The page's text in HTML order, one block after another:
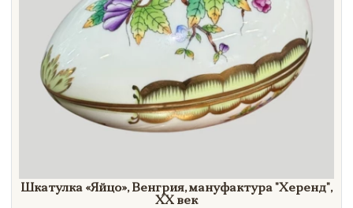
Шкатулка «Яйцо», Венгрия, мануфактура"Херенд",
XX век